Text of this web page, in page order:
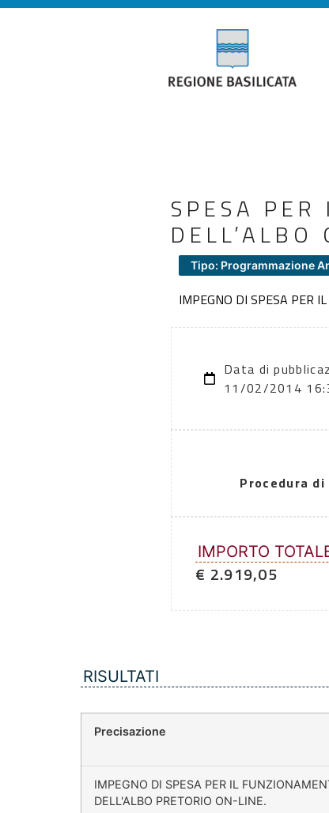
SPESA
DELL’ALBO
Tipo: Programmazione
IMPEGNO DI SPESA PER
Data di
11/02/2014
Procedura
IMPORTO
€ 2.919,05
RISULTATI
Precisazione
IMPEGNO DI SPESA PER IL
DELL'ALBO PRETORIO ON-LINE.